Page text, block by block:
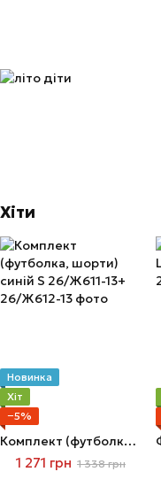
Хіти
Новинка
Хіт
−5%
Комплект (футболка, шорти) синій S
1 271 грн 1 338 грн